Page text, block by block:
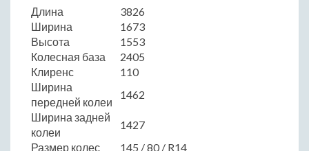
Длина
3826
Ширина
1673
Высота
1553
Колесная база
2405
Клиренс
110
Ширина
передней колеи
1462
Ширина задней
колеи
1427
Размер колес
145 / 80 / R14